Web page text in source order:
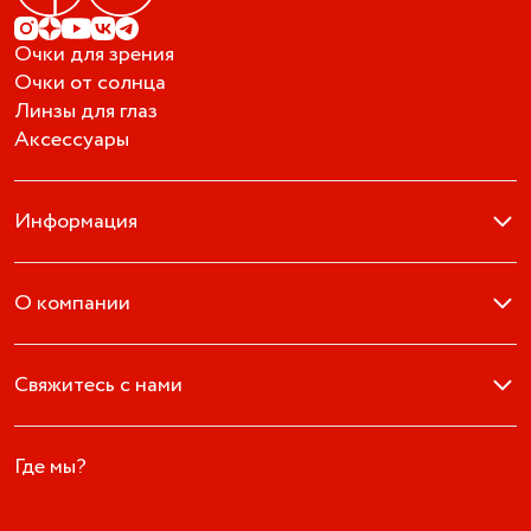
Очки для зрения
Очки от солнца
Линзы для глаз
Аксессуары
Информация
О компании
Свяжитесь с нами
Где мы?